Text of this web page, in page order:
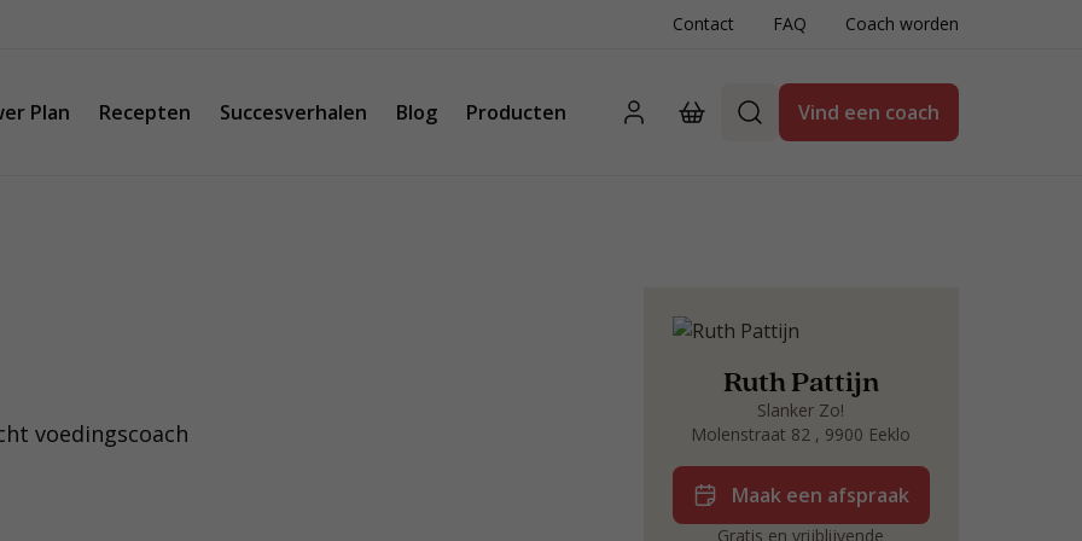
Contact FAQ Coach worden
Plan Recepten Succesverhalen Blog Producten Vind een coach
voedingscoach
Ruth Pattijn
Slanker Zo!
Molenstraat 82 , 9900 Eeklo
Maak een afspraak
Gratis en vrijblijvende